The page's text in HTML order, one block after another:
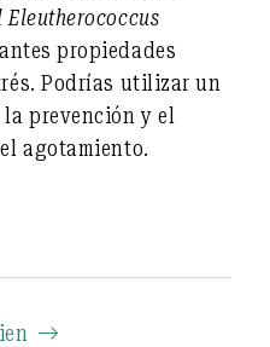
Eleutherococcus
propiedades
. Podrías utilizar un
prevención y el
agotamiento.